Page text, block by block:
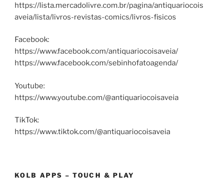
https://lista.mercadolivre.com.br/pagina/antiquariocois
aveia/lista/livros-revistas-comics/livros-fisicos
Facebook:
https://www.facebook.com/antiquariocoisaveia/
https://www.facebook.com/sebinhofatoagenda/
Youtube:
https://www.youtube.com/@antiquariocoisaveia
TikTok:
https://www.tiktok.com/@antiquariocoisaveia
KOLB APPS – TOUCH & PLAY